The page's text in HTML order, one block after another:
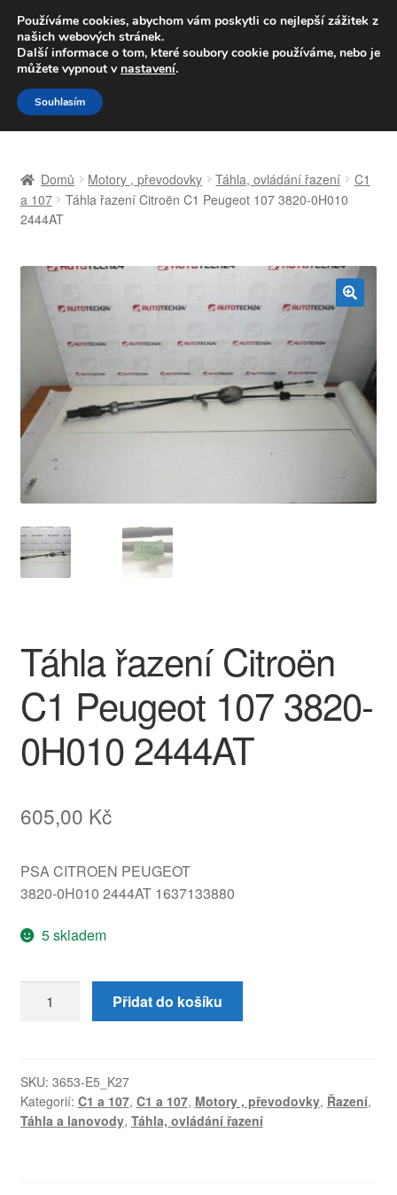
DOPRAVA od 139,-Kč
Volejte po-pá 9-16 704 494 494
Přeskočit
na
navigaci
Přejít
k
obsahu
Celosvětová doprava
Kontakt
Košík
Můj účet
O nás
Obchodní podmínky
Ochrana osobních údajů
Platby
Reklamace
Reklamační řád
Vrakoviště Citroën
Domů Motory , převodovky Táhla, ovládání řazení
C1
a 107
Táhla řazení Citroën C1 Peugeot 107 3820-0H010
2444AT
🔍
Táhla řazení Citroën
C1 Peugeot 107 3820-
0H010 2444AT
605,00 Kč
PSA CITROEN PEUGEOT
3820-0H010 2444AT 1637133880
5 skladem
řazení
Peugeot
107
3820-
Přidat do košíku
SKU: 3653-E5_K27
Kategorií: C1 a 107, C1 a 107, Motory , převodovky, Řazení,
Táhla a lanovody, Táhla, ovládání řazení
Používáme cookies, abychom vám poskytli co nejlepší zážitek z
našich webových stránek.
Další informace o tom, které soubory cookie používáme, nebo je
můžete vypnout v nastavení.
Souhlasím